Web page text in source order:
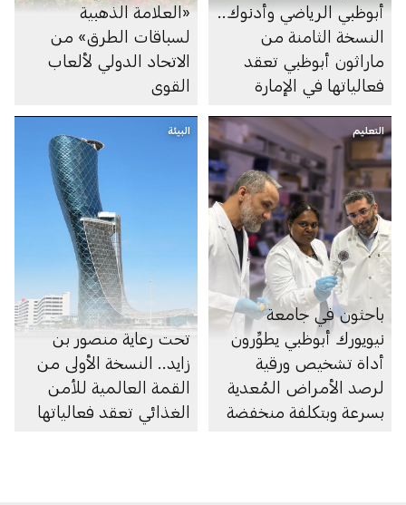
أبوظبي الرياضي وأدنوك..
النسخة الثامنة من
ماراثون أبوظبي تعقد
فعالياتها في الإمارة
«العلامة الذهبية
لسباقات الطرق» من
الاتحاد الدولي لألعاب
القوى
التعليم
باحثون في جامعة
نيويورك أبوظبي يطوِّرون
أداة تشخيص ورقية
لرصد الأمراض المُعدية
بسرعة وبتكلفة منخفضة
البيئة
تحت رعاية منصور بن
زايد.. النسخة الأولى من
القمة العالمية للأمن
الغذائي تعقد فعالياتها